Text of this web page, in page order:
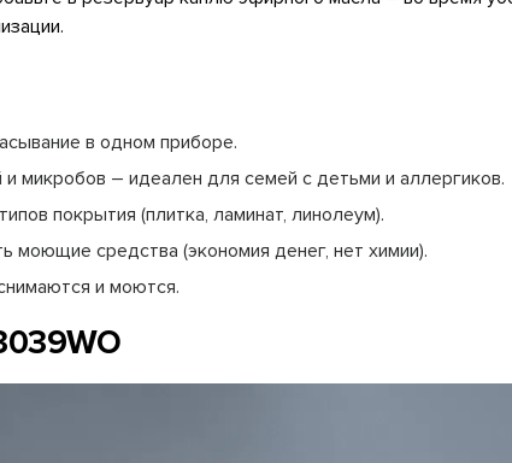
в одном приборе.
микробов – идеален для семей с детьми и аллергиков.
покрытия (плитка, ламинат, линолеум).
моющие средства (экономия денег, нет химии).
и моются.